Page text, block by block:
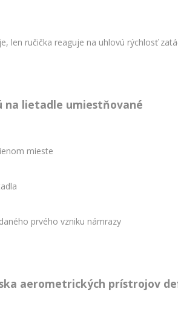
len ručička reaguje na uhlovú rýchlosť
na lietadle umiestňované
mieste
prvého vzniku námrazy
aerometrických prístrojov